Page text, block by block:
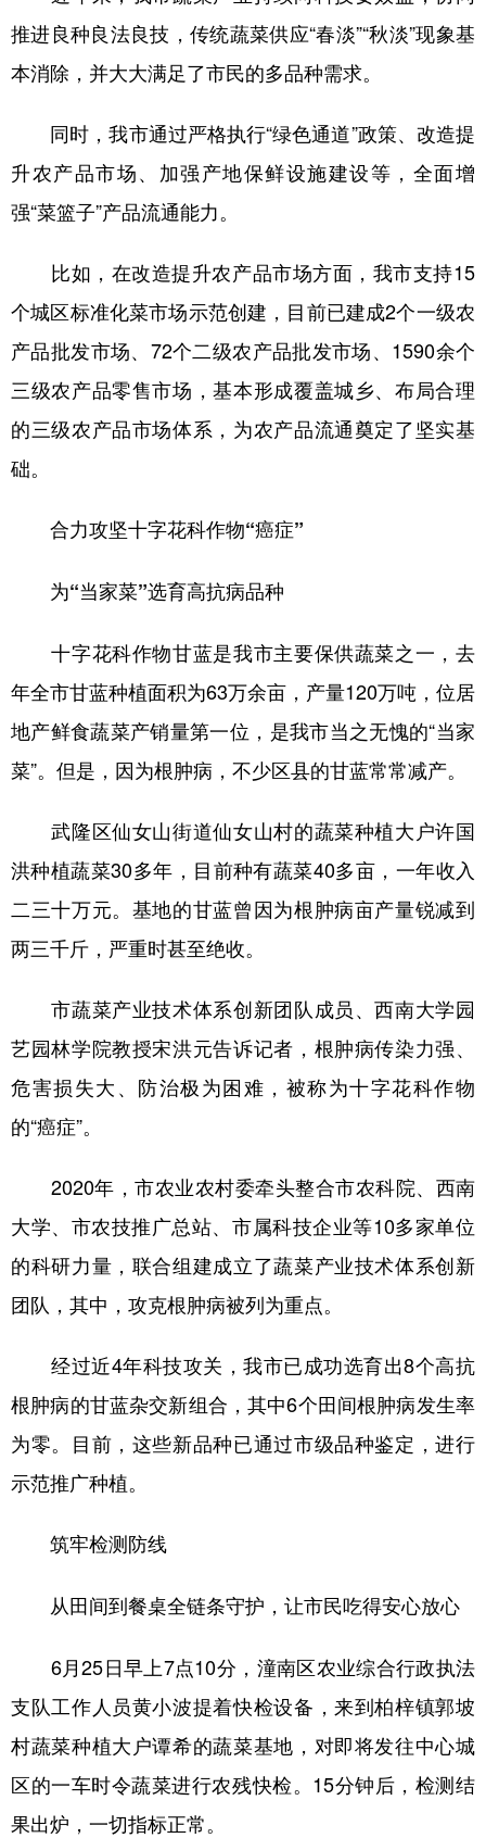
推进良种良法良技，传统蔬菜供应“春淡”“秋淡”现象基
本消除，并大大满足了市民的多品种需求。
同时，我市通过严格执行“绿色通道”政策、改造提
升农产品市场、加强产地保鲜设施建设等，全面增
强“菜篮子”产品流通能力。
比如，在改造提升农产品市场方面，我市支持15
个城区标准化菜市场示范创建，目前已建成2个一级农
产品批发市场、72个二级农产品批发市场、1590余个
三级农产品零售市场，基本形成覆盖城乡、布局合理
的三级农产品市场体系，为农产品流通奠定了坚实基
础。
合力攻坚十字花科作物“癌症”
为“当家菜”选育高抗病品种
十字花科作物甘蓝是我市主要保供蔬菜之一，去
年全市甘蓝种植面积为63万余亩，产量120万吨，位居
地产鲜食蔬菜产销量第一位，是我市当之无愧的“当家
菜”。但是，因为根肿病，不少区县的甘蓝常常减产。
武隆区仙女山街道仙女山村的蔬菜种植大户许国
洪种植蔬菜30多年，目前种有蔬菜40多亩，一年收入
二三十万元。基地的甘蓝曾因为根肿病亩产量锐减到
两三千斤，严重时甚至绝收。
市蔬菜产业技术体系创新团队成员、西南大学园
艺园林学院教授宋洪元告诉记者，根肿病传染力强、
危害损失大、防治极为困难，被称为十字花科作物
的“癌症”。
2020年，市农业农村委牵头整合市农科院、西南
大学、市农技推广总站、市属科技企业等10多家单位
的科研力量，联合组建成立了蔬菜产业技术体系创新
团队，其中，攻克根肿病被列为重点。
经过近4年科技攻关，我市已成功选育出8个高抗
根肿病的甘蓝杂交新组合，其中6个田间根肿病发生率
为零。目前，这些新品种已通过市级品种鉴定，进行
示范推广种植。
筑牢检测防线
从田间到餐桌全链条守护，让市民吃得安心放心
6月25日早上7点10分，潼南区农业综合行政执法
支队工作人员黄小波提着快检设备，来到柏梓镇郭坡
村蔬菜种植大户谭希的蔬菜基地，对即将发往中心城
区的一车时令蔬菜进行农残快检。15分钟后，检测结
果出炉，一切指标正常。